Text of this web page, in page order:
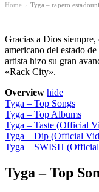
Home Tyga – rapero
Gracias a Dios
americano del estado
artista hizo su gran
«Rack City».
Overview hide
Tyga – Top Songs
Tyga – Top Albums
Tyga – Taste (Official
Tyga – Dip (Official
Tyga – SWISH
Tyga – Top